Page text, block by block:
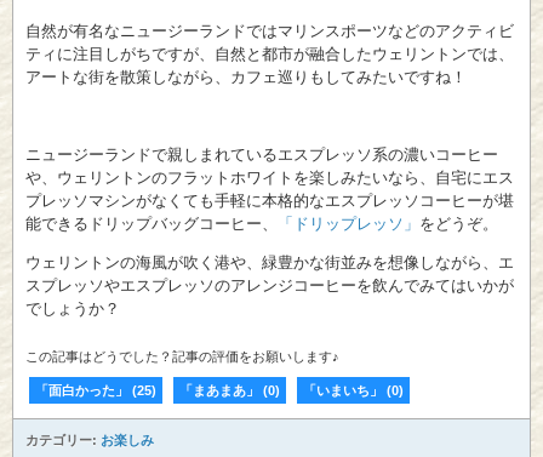
自然が有名なニュージーランドではマリンスポーツなどのアクティビ
ティに注目しがちですが、自然と都市が融合したウェリントンでは、
アートな街を散策しながら、カフェ巡りもしてみたいですね！
ニュージーランドで親しまれているエスプレッソ系の濃いコーヒー
や、ウェリントンのフラットホワイトを楽しみたいなら、自宅にエス
プレッソマシンがなくても手軽に本格的なエスプレッソコーヒーが堪
能できるドリップバッグコーヒー、
「ドリップレッソ」 をどうぞ。
ウェリントンの海風が吹く港や、緑豊かな街並みを想像しながら、エ
スプレッソやエスプレッソのアレンジコーヒーを飲んでみてはいかが
でしょうか？
この記事はどうでした？記事の評価をお願いします♪
「面白かった」 (25) 「まあまあ」 (0) 「いまいち」 (0)
カテゴリー: お楽しみ